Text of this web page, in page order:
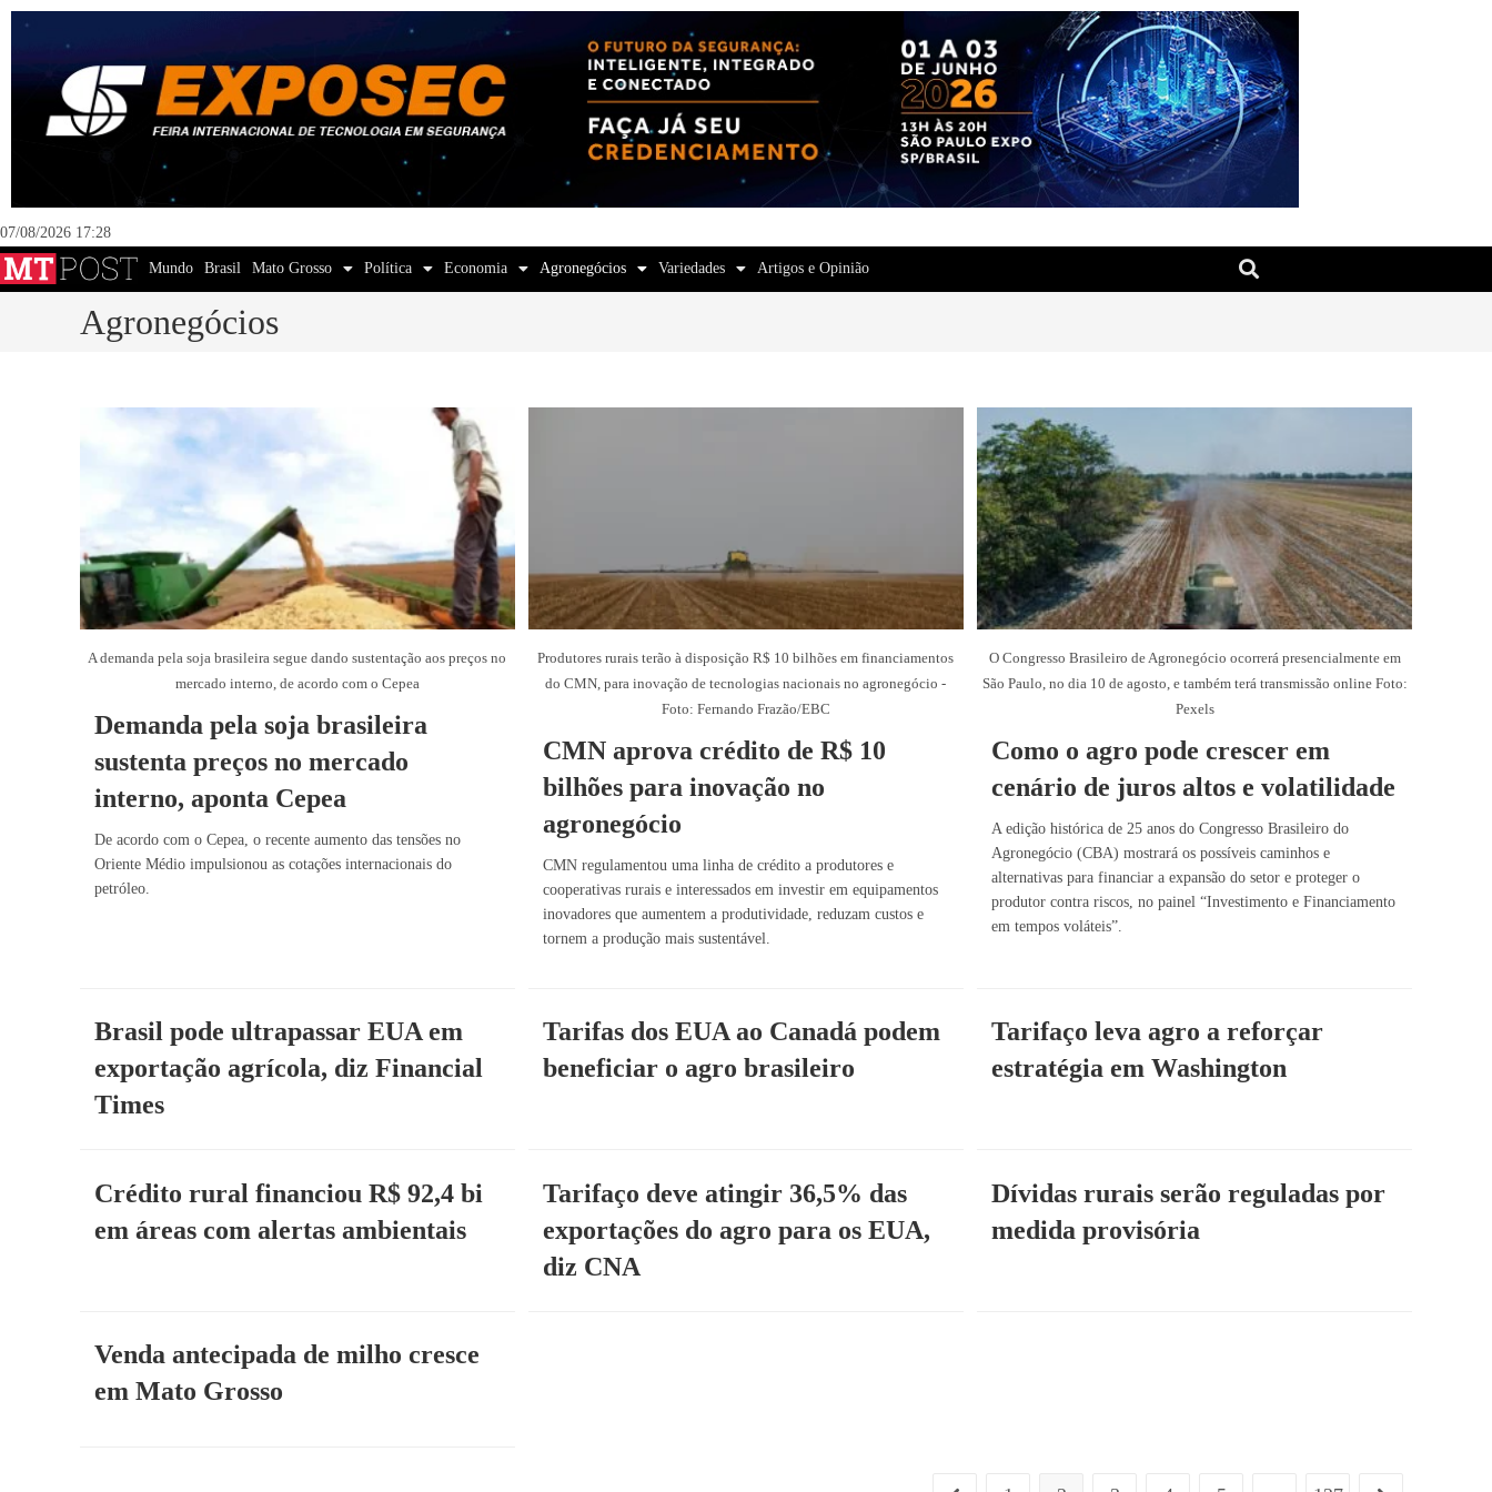
07/08/2026 17:28
Mundo Brasil Mato Grosso Política Economia Agronegócios Variedades Artigos e Opinião
Agronegócios
A demanda pela soja brasileira segue dando sustentação aos preços no
mercado interno, de acordo com o Cepea
Demanda pela soja brasileira
sustenta preços no mercado
interno, aponta Cepea
De acordo com o Cepea, o recente aumento das tensões no
Oriente Médio impulsionou as cotações internacionais do
petróleo.
Produtores rurais terão à disposição R$ 10 bilhões em financiamentos
do CMN, para inovação de tecnologias nacionais no agronegócio -
Foto: Fernando Frazão/EBC
CMN aprova crédito de R$ 10
bilhões para inovação no
agronegócio
CMN regulamentou uma linha de crédito a produtores e
cooperativas rurais e interessados em investir em equipamentos
inovadores que aumentem a produtividade, reduzam custos e
tornem a produção mais sustentável.
O Congresso Brasileiro de Agronegócio ocorrerá presencialmente em
São Paulo, no dia 10 de agosto, e também terá transmissão online Foto:
Pexels
Como o agro pode crescer em
cenário de juros altos e volatilidade
A edição histórica de 25 anos do Congresso Brasileiro do
Agronegócio (CBA) mostrará os possíveis caminhos e
alternativas para financiar a expansão do setor e proteger o
produtor contra riscos, no painel “Investimento e Financiamento
em tempos voláteis”.
Brasil pode ultrapassar EUA em
exportação agrícola, diz Financial
Times
Tarifas dos EUA ao Canadá podem
beneficiar o agro brasileiro
Tarifaço leva agro a reforçar
estratégia em Washington
Crédito rural financiou R$ 92,4 bi
em áreas com alertas ambientais
Tarifaço deve atingir 36,5% das
exportações do agro para os EUA,
diz CNA
Dívidas rurais serão reguladas por
medida provisória
Venda antecipada de milho cresce
em Mato Grosso